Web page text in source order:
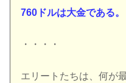
760ドルは大金である。
・・・・
エリートたちは、何が